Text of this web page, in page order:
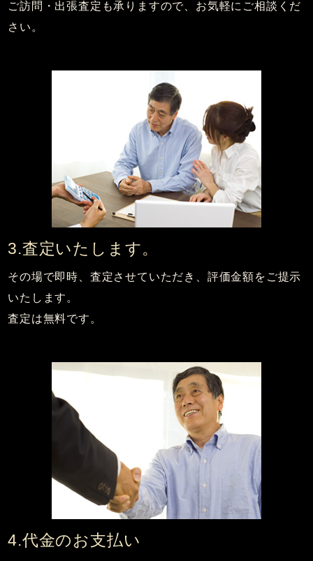
ご訪問・出張査定も承りますので、お気軽にご相談くだ
さい。
3.査定いたします。
その場で即時、査定させていただき、評価金額をご提示
いたします。
査定は無料です。
4.代金のお支払い